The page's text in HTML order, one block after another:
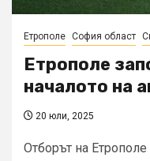
Етрополе София област
Етрополе
началото на
20 юли, 2025
Отборът на